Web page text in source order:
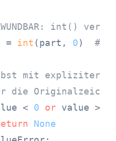
int()
=
int (part, 0) #
mit expliziter
die
< 0 or value >
None